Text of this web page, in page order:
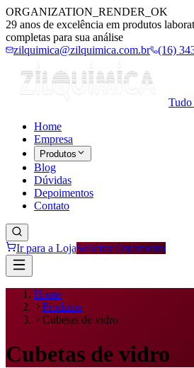
ORGANIZATION_RENDER_OK
29 anos de excelência em produtos
completas para sua análise
zilquimica@zilquimica.com.br
(16)
Tudo
Home
Empresa
Produtos
Blog
Dúvidas
Depoimentos
Contato
Ir para a LojaSolicitar Orçamento
Home
Produtos
Cubetas de vidro
Cubetas de vidro